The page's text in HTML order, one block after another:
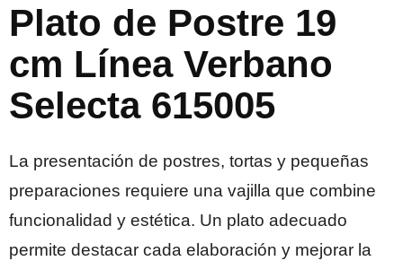
Plato de Postre 19
cm Línea Verbano
Selecta 615005
La presentación de postres, tortas y pequeñas
preparaciones requiere una vajilla que combine
funcionalidad y estética. Un plato adecuado
permite destacar cada elaboración y mejorar la